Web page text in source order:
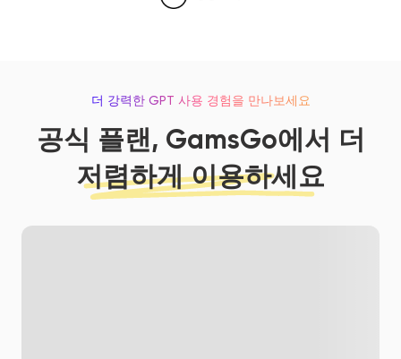
더 강력한 GPT 사용 경험을 만나보세요
공식 플랜, GamsGo에서 더
저렴하게 이용하세요